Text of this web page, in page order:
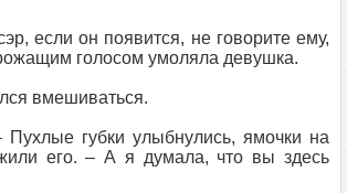
если он появится, не говорите ему,
голосом умоляла девушка.
вмешиваться.
губки улыбнулись, ямочки на
его. – А я думала, что вы здесь